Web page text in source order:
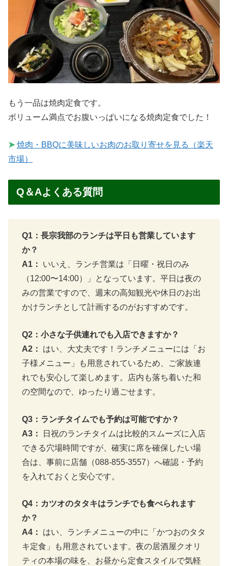
もう一品は焼肉定食です。
ボリューム満点でお腹いっぱいになる焼肉定食でした！
➤焼肉・BBQに美味しいお肉のお取り寄せを見る（楽天
市場）
Q＆Aよくある質問
Q1：長宗我部のランチは平日も営業しています
か？
A1：
いいえ、ランチ営業は「日曜・祝日のみ
（12:00〜14:00）」となっています。平日は夜の
みの営業ですので、週末の高知観光や休日のお出
かけランチとして計画するのがおすすめです。
Q2：小さな子供連れでも入店できますか？
A2：
はい、大丈夫です！ランチメニューには「お
子様メニュー」も用意されているため、ご家族連
れでも安心して楽しめます。店内も落ち着いた和
の空間なので、ゆったり過ごせます。
Q3：ランチタイムでも予約は可能ですか？
A3：
日祝のランチタイムは比較的スムーズに入店
できる穴場時間ですが、確実に席を確保したい場
合は、事前に店舗（088-855-3557）へ確認・予約
を入れておくと安心です。
Q4：カツオのタタキはランチでも食べられます
か？
A4：
はい、ランチメニューの中に「かつおのタタ
キ定食」も用意されています。夜の居酒屋クオリ
ティの本場の味を、お昼から定食スタイルで気軽